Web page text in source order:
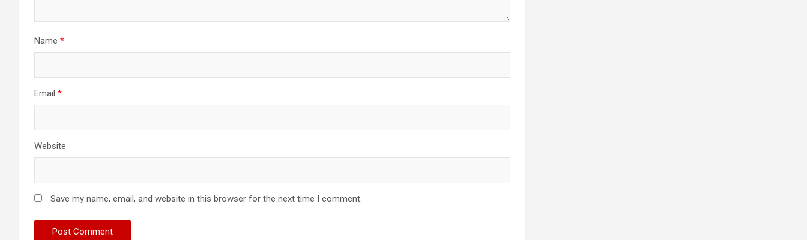
Name *
Email *
Website
Save my name, email, and website in this browser for the next time I comment.